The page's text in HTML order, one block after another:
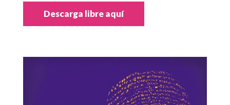
Descarga libre aquí